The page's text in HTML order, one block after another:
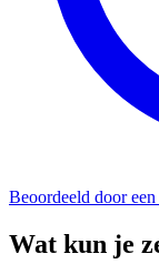
Beoordeeld door
Wat kun je